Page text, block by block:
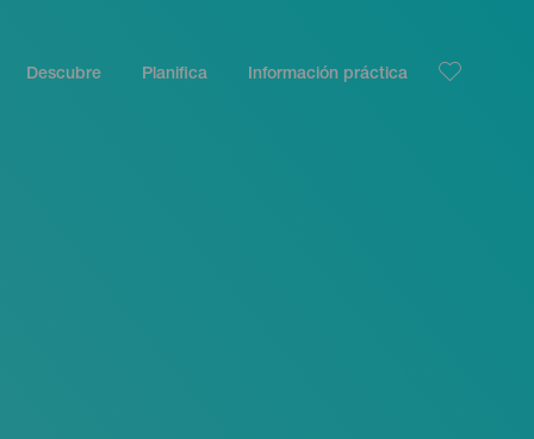
Descubre Planifica Información práctica